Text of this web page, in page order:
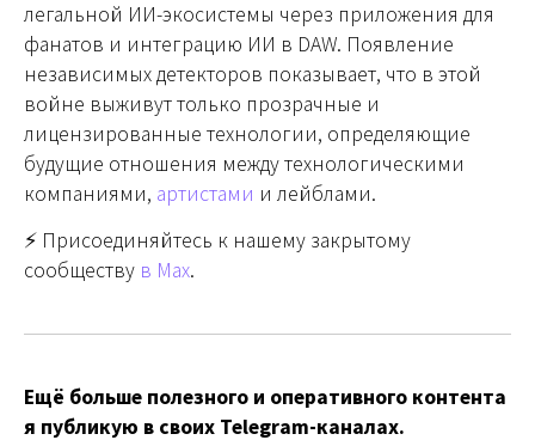
легальной ИИ-экосистемы через приложения для
фанатов и интеграцию ИИ в DAW. Появление
независимых детекторов показывает, что в этой
войне выживут только прозрачные и
лицензированные технологии, определяющие
будущие отношения между технологическими
компаниями, артистами и лейблами.
⚡️ Присоединяйтесь к нашему закрытому
сообществу в Max.
Ещё больше полезного и оперативного контента
я публикую в своих Telegram-каналах.